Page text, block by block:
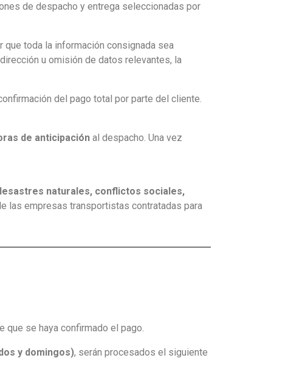
de despacho y entrega seleccionadas por
toda la información consignada sea
u omisión de datos relevantes, la
del pago total por parte del cliente.
de anticipación al despacho. Una vez
naturales, conflictos sociales,
las empresas transportistas contratadas para
que se haya confirmado el pago.
y domingos), serán procesados el siguiente